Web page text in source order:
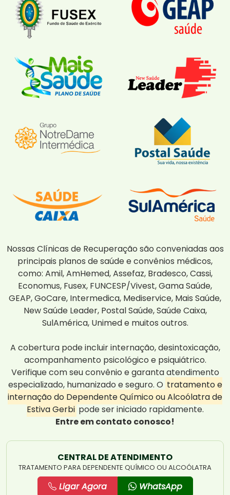
Nossas Clínicas de Recuperação são conveniadas aos
principais planos de saúde e convênios médicos,
como: Amil, AmHemed, Assefaz, Bradesco, Cassi,
Economus, Fusex, FUNCESP/Vivest, Gama Saúde,
GEAP, GoCare, Intermedica, Mediservice, Mais Saúde,
New Saúde Leader, Postal Saúde, Saúde Caixa,
SulAmérica, Unimed e muitos outros.
A cobertura pode incluir internação, desintoxicação,
acompanhamento psicológico e psiquiátrico.
Verifique com seu convênio e garanta atendimento
especializado, humanizado e seguro. O tratamento e
internação do Dependente Químico ou Alcoólatra de
Estiva Gerbi pode ser iniciado rapidamente.
Entre em contato conosco!
CENTRAL DE ATENDIMENTO
TRATAMENTO PARA DEPENDENTE QUÍMICO OU ALCOÓLATRA
Ligar Agora WhatsApp